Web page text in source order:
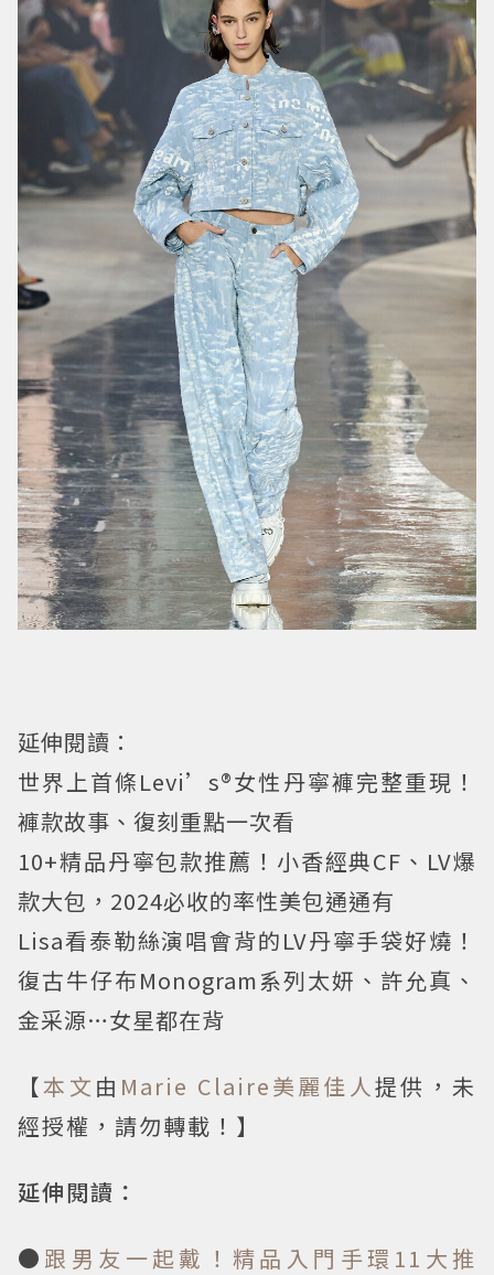
延伸閱讀：
世界上首條Levi’s®女性丹寧褲完整重現！
褲款故事、復刻重點一次看
10+精品丹寧包款推薦！小香經典CF、LV爆
款大包，2024必收的率性美包通通有
Lisa看泰勒絲演唱會背的LV丹寧手袋好燒！
復古牛仔布Monogram系列太妍、許允真、
金采源…女星都在背
【本文 由 Marie Claire美麗佳人提供，未
經授權，請勿轉載！】
延伸閱讀：
● 跟男友一起戴！精品入門手環11大推